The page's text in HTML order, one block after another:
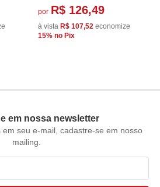
por R$ 126,49
à vista R$ 107,52 economize
15% no Pix
em nossa newsletter
seu e-mail, cadastre-se em nosso
mailing.